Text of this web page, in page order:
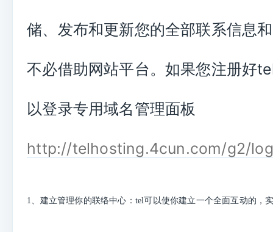
储、发布和更新您的全部联系信息
不必借助网站平台。如果您注册好
以登录专用域名管理面板
http://telhosting.4cun.com/g2/
1、建立管理你的联络中心：tel可以使你建立一个全面互动的，